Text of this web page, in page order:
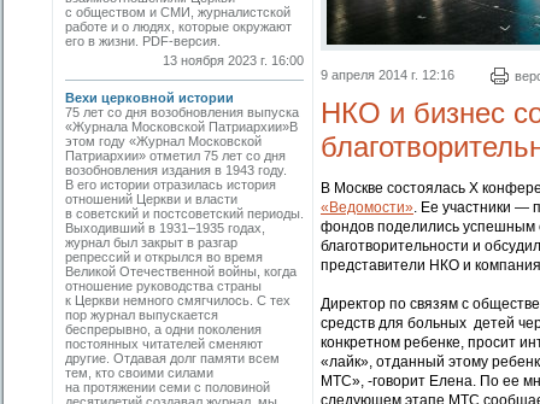
с обществом и СМИ, журналистской
работе и о людях, которые окружают
его в жизни. PDF-версия.
13 ноября 2023 г. 16:00
Вехи церковной истории
75 лет со дня возобновления выпуска
«Журнала Московской Патриархии»В
этом году «Журнал Московской
Патриархии» отметил 75 лет со дня
возобновления издания в 1943 году.
В его истории отразилась история
отношений Церкви и власти
в советский и постсоветский периоды.
Выходивший в 1931–1935 годах,
журнал был закрыт в разгар
репрессий и открылся во время
Великой Отечественной войны, когда
отношение руководства страны
к Церкви немного смягчилось. С тех
пор журнал выпускается
беспрерывно, а одни поколения
постоянных читателей сменяют
другие. Отдавая долг памяти всем
тем, кто своими силами
на протяжении семи с половиной
9 апреля 2014 г. 12:16
НКО и бизнес
В Москве состоялась Х
«Ведомости». Ее участники —
фондов поделились успешным
благотворительности и
представители НКО и
Директор по связям с
средств для больных детей
конкретном ребенке, просит
«лайк», отданный этому
МТС», -говорит Елена. По ее
следующем этапе МТС